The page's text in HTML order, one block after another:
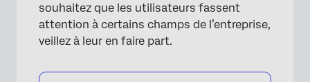
souhaitez que les utilisateurs fassent
attention à certains champs de l’entreprise,
veillez à leur en faire part.